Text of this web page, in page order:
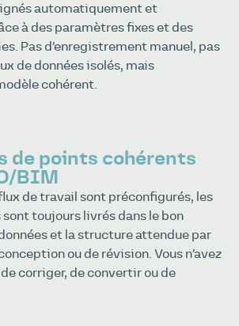
automatiquement et
à des paramètres fixes et des
Pas d’enregistrement manuel, pas
de données isolés, mais
cohérent.
de points cohérents
BIM
de travail sont préconfigurés, les
toujours livrés dans le bon
et la structure attendue par
ou de révision. Vous n’avez
corriger, de convertir ou de